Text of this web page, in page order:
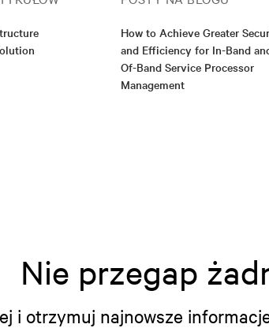
How to Achieve Greater
and Efficiency for In-Band
Of-Band Service Processor
Management
Nie przegap
i otrzymuj najnowsze